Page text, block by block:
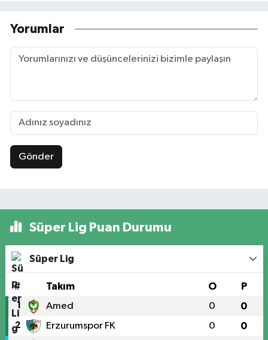
Yorumlar
Gönder
Süper Lig Puan Durumu
Süper Lig
# Takım O P
1 Amed 0 0
2 Erzurumspor FK 0 0